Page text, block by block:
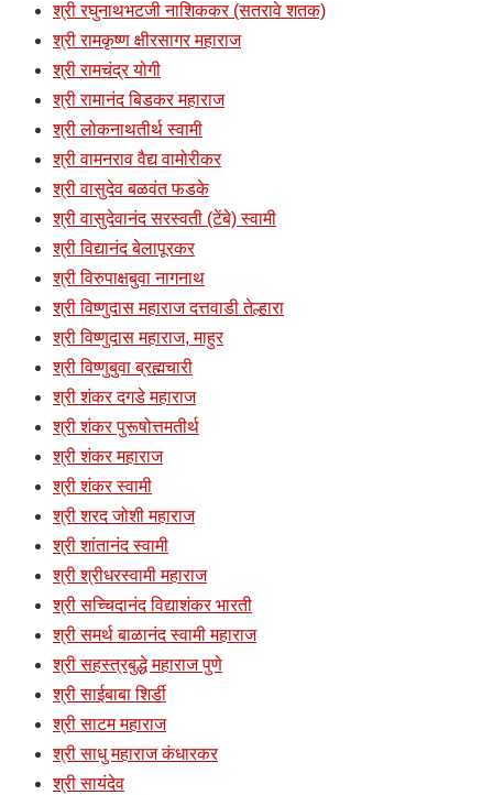
श्री रघुनाथभटजी नाशिककर (सतरावे शतक)
श्री रामकृष्ण क्षीरसागर महाराज
श्री रामचंद्र योगी
श्री रामानंद बिडकर महाराज
श्री लोकनाथतीर्थ स्वामी
श्री वामनराव वैद्य वामोरीकर
श्री वासुदेव बळवंत फडके
श्री वासुदेवानंद सरस्वती (टेंबे) स्वामी
श्री विद्यानंद बेलापूरकर
श्री विरुपाक्षबुवा नागनाथ
श्री विष्णुदास महाराज दत्तवाडी तेल्हारा
श्री विष्णुदास महाराज, माहुर
श्री विष्णुबुवा ब्रह्मचारी
श्री शंकर दगडे महाराज
श्री शंकर पुरूषोत्तमतीर्थ
श्री शंकर महाराज
श्री शंकर स्वामी
श्री शरद जोशी महाराज
श्री शांतानंद स्वामी
श्री श्रीधरस्वामी महाराज
श्री सच्चिदानंद विद्याशंकर भारती
श्री समर्थ बाळानंद स्वामी महाराज
श्री सहस्त्रबुद्धे महाराज पुणे
श्री साईबाबा शिर्डी
श्री साटम महाराज
श्री साधु महाराज कंधारकर
श्री सायंदेव